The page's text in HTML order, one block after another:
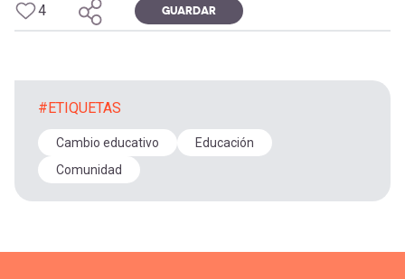
4 GUARDAR
#ETIQUETAS
Cambio educativo
Educación
Comunidad